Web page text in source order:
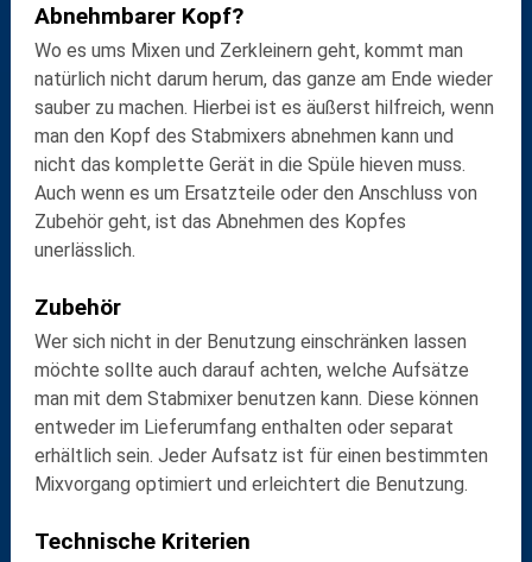
Abnehmbarer Kopf?
Wo es ums Mixen und Zerkleinern geht, kommt man
natürlich nicht darum herum, das ganze am Ende wieder
sauber zu machen. Hierbei ist es äußerst hilfreich, wenn
man den Kopf des Stabmixers abnehmen kann und
nicht das komplette Gerät in die Spüle hieven muss.
Auch wenn es um Ersatzteile oder den Anschluss von
Zubehörgeht, ist das Abnehmen des Kopfes
unerlässlich.
Zubehör
Wer sich nicht in der Benutzung einschränken lassen
möchte sollte auch darauf achten, welche Aufsätze
man mit dem Stabmixer benutzen kann. Diese können
entweder im Lieferumfang enthalten oder separat
erhältlich sein. Jeder Aufsatz ist für einen bestimmten
Mixvorgang optimiert und erleichtert die Benutzung.
Technische Kriterien